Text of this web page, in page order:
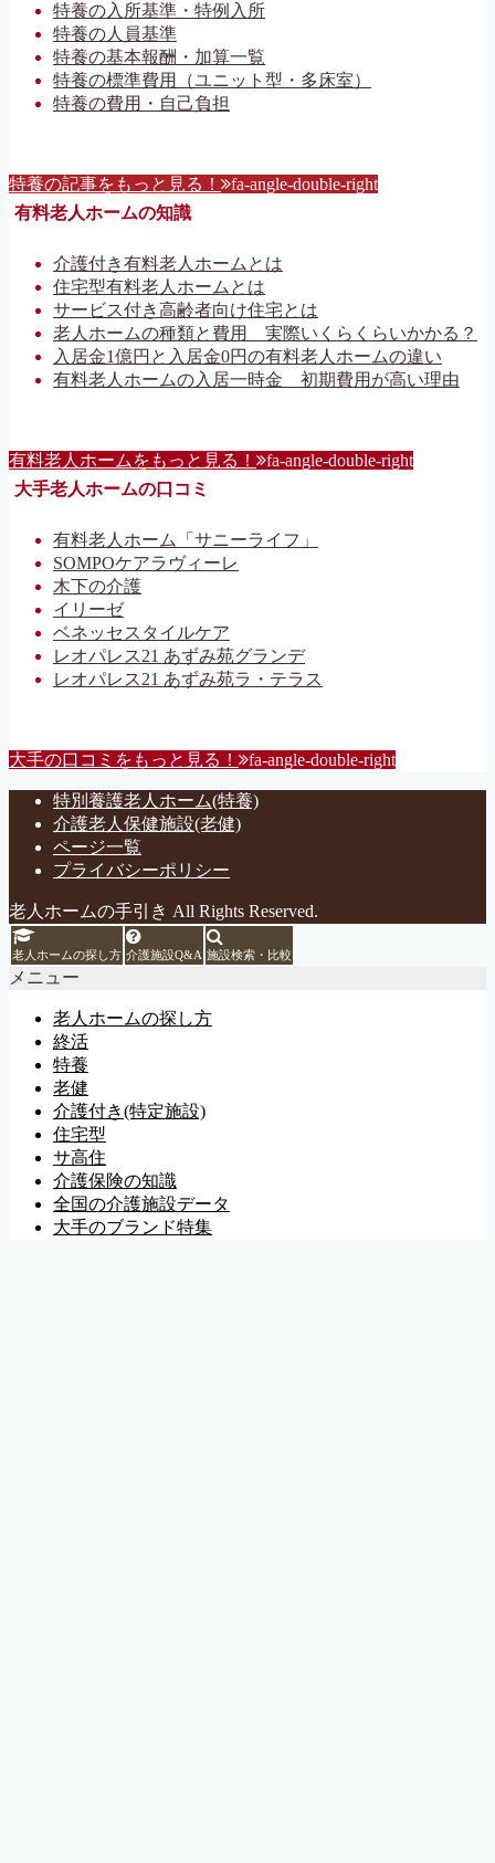
特養の入所基準・特例入所
特養の人員基準
特養の基本報酬・加算一覧
特養の標準費用（ユニット型・多床室）
特養の費用・自己負担
特養の記事をもっと見る！ fa-angle-double-right
有料老人ホームの知識
介護付き有料老人ホームとは
住宅型有料老人ホームとは
サービス付き高齢者向け住宅とは
老人ホームの種類と費用 実際いくらくらいかかる？
入居金1億円と入居金0円の有料老人ホームの違い
有料老人ホームの入居一時金 初期費用が高い理由
有料老人ホームをもっと見る！ fa-angle-double-right
大手老人ホームの口コミ
有料老人ホーム「サニーライフ」
SOMPOケアラヴィーレ
木下の介護
イリーゼ
ベネッセスタイルケア
レオパレス21 あずみ苑グランデ
レオパレス21 あずみ苑ラ・テラス
大手の口コミをもっと見る！ fa-angle-double-right
特別養護老人ホーム(特養)
介護老人保健施設(老健)
ページ一覧
プライバシーポリシー
老人ホームの手引き All Rights Reserved.
老人ホームの探し方 介護施設Q&A 施設検索・比較
メニュー
老人ホームの探し方
終活
特養
老健
介護付き(特定施設)
住宅型
サ高住
介護保険の知識
全国の介護施設データ
大手のブランド特集